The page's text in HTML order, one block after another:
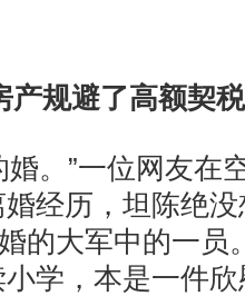
产规避了高额契税
。”一位网友在
经历，坦陈绝
的大军中的一员
学，本是一件